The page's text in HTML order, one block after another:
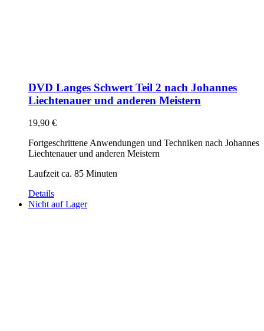
DVD Langes Schwert Teil 2 nach Johannes
Liechtenauer und anderen Meistern
19,90 €
Fortgeschrittene Anwendungen und Techniken nach Johannes
Liechtenauer und anderen Meistern
Laufzeit ca. 85 Minuten
Details
Nicht auf Lager